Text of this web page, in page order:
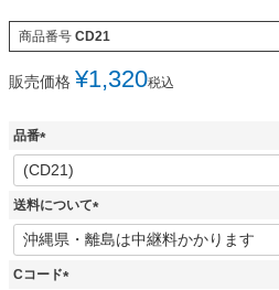
商品番号 CD21
販売価格 ¥1,320税込
品番
(
必
須
送料について
(
必
Cコード